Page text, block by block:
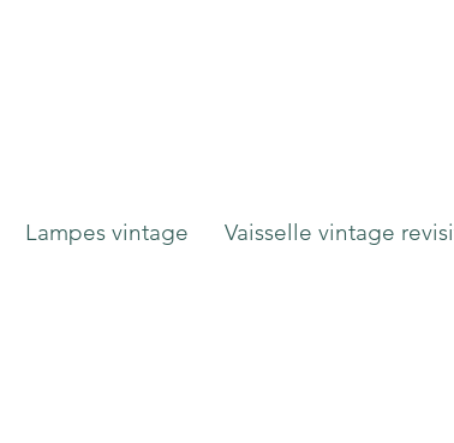
Lampes vintage Vaisselle vintage